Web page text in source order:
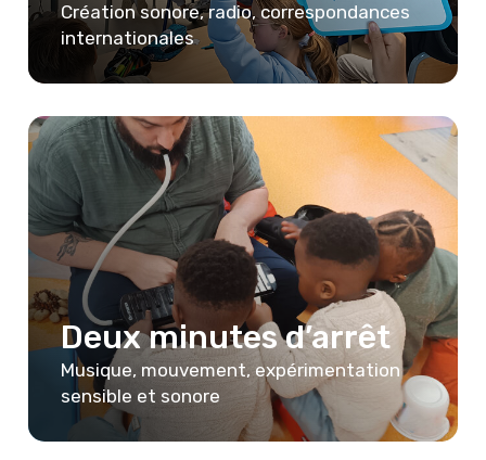
Création sonore, radio, correspondances
internationales
Deux minutes d’arrêt
Musique, mouvement, expérimentation
sensible et sonore